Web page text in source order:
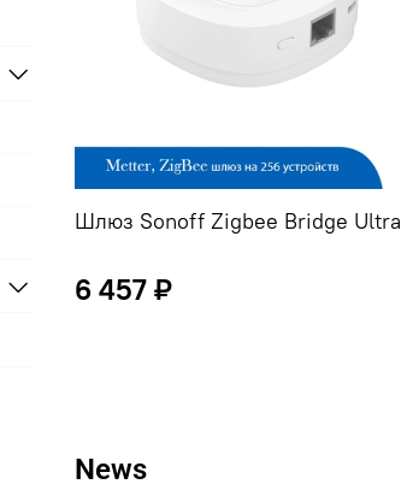
Шлюз Sonoff Zigbee Bridge Ultra
6 457 ₽
News